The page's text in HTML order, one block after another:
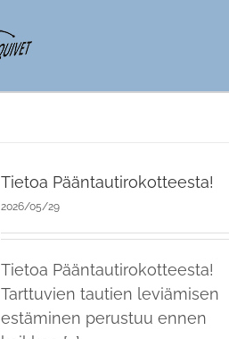
Tietoa Pääntautirokotteesta!
2026/05/29
Tietoa Pääntautirokotteesta!
Tarttuvien tautien leviämisen
estäminen perustuu ennen